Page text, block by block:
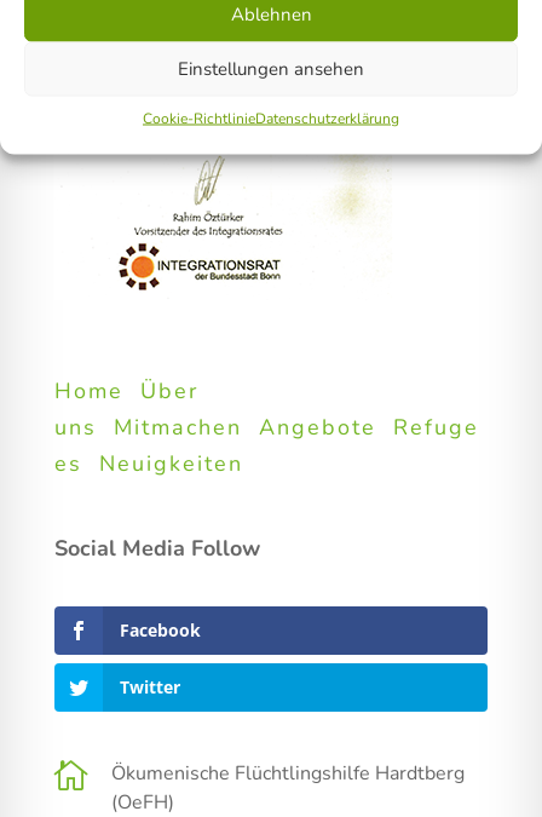
Ablehnen
Einstellungen ansehen
Cookie-RichtlinieDatenschutzerklärung
Home
Über
uns
Mitmachen Angebote
Refuge
es
Neuigkeiten
Social Media Follow
Facebook
Twitter

Ökumenische Flüchtlingshilfe Hardtberg
(OeFH)